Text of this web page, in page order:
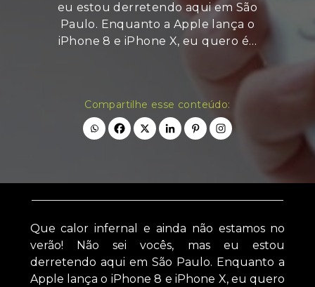
eu estou derretendo aqui em São
Paulo. Enquanto a Apple lança o
iPhone 8 e iPhone X, eu quero é…
Compartilhe esse conteúdo:
Que calor infernal e ainda não estamos no
verão! Não sei vocês, mas eu estou
derretendo aqui em São Paulo. Enquanto a
Apple lança o iPhone 8 e iPhone X, eu quero